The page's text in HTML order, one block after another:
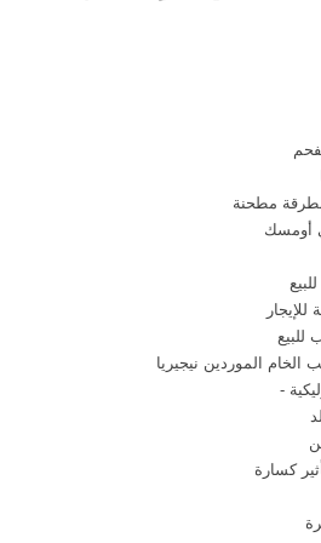
مطحنة
أومسك
للبيع
الموردين نيجيريا
-